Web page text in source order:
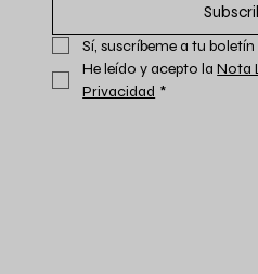
Sí, suscríbeme a tu
He leído y acepto la Nota
Privacidad *